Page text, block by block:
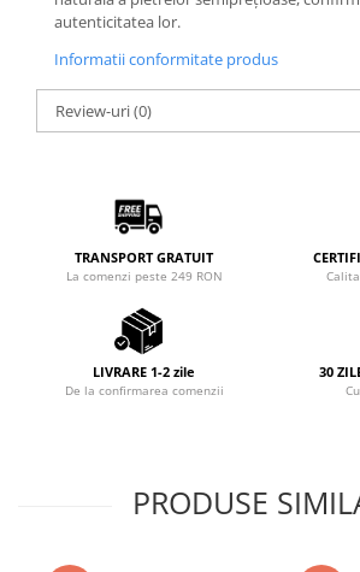
autenticitatea lor.
Informatii conformitate produs
Review-uri(0)
TRANSPORT GRATUIT
La comenzi peste 249 RON
LIVRARE 1-2 zile
De la confirmarea comenzii
30
PRODUSE